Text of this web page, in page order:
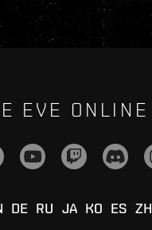
EVE ONLINE
DE RU JA KO ES ZH